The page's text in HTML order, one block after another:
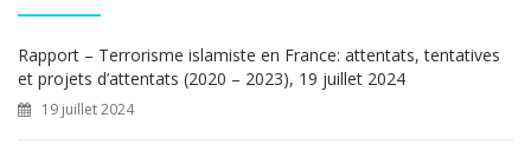
h
e
r
Rapport – Terrorisme islamiste en France: attentats, tentatives
et projets d’attentats (2020 – 2023), 19 juillet 2024
19 juillet 2024